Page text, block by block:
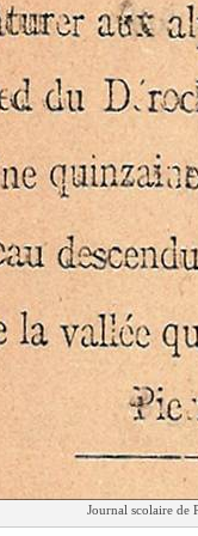
Journal scolaire de